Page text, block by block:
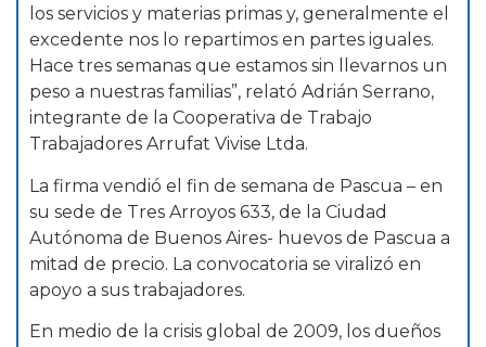
los servicios y materias primas y, generalmente el
excedente nos lo repartimos en partes iguales.
Hace tres semanas que estamos sin llevarnos un
peso a nuestras familias”, relató Adrián Serrano,
integrante de la Cooperativa de Trabajo
Trabajadores Arrufat Vivise Ltda.
La firma vendió el fin de semana de Pascua – en
su sede de Tres Arroyos 633, de la Ciudad
Autónoma de Buenos Aires- huevos de Pascua a
mitad de precio. La convocatoria se viralizó en
apoyo a sus trabajadores.
En medio de la crisis global de 2009, los dueños